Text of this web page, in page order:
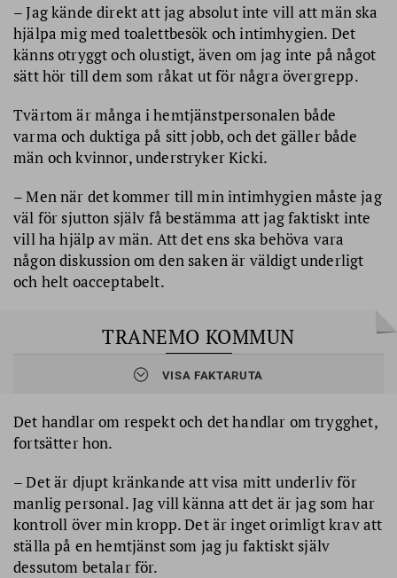
– Jag kände direkt att jag absolut inte vill att män ska
hjälpa mig med toalettbesök och intimhygien. Det
känns otryggt och olustigt, även om jag inte på något
sätt hör till dem som råkat ut för några övergrepp.
Tvärtom är många i hemtjänstpersonalen både
varma och duktiga på sitt jobb, och det gäller både
män och kvinnor, understryker Kicki.
– Men när det kommer till min intimhygien måste jag
väl för sjutton själv få bestämma att jag faktiskt inte
vill ha hjälp av män. Att det ens ska behöva vara
någon diskussion om den saken är väldigt underligt
och helt oacceptabelt.
TRANEMO KOMMUN
invånare
Mandatperioden
2022–2026 styrs kommunen av
Socialdemokraterna, Centerpartiet och Liberalerna.
VISA FAKTARUTA
Det handlar om respekt och det handlar om trygghet,
fortsätter hon.
– Det är djupt kränkande att visa mitt underliv för
manlig personal. Jag vill känna att det är jag som har
kontroll över min kropp. Det är inget orimligt krav att
ställa på en hemtjänst som jag ju faktiskt själv
dessutom betalar för.